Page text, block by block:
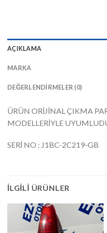
AÇIKLAMA
MARKA
DEĞERLENDIRMELER (0)
ÜRÜN ORİJİNAL ÇIKMA
MODELLERİYLE
SERİ NO : J1BC-2C219-GB
İLGILI ÜRÜNLER